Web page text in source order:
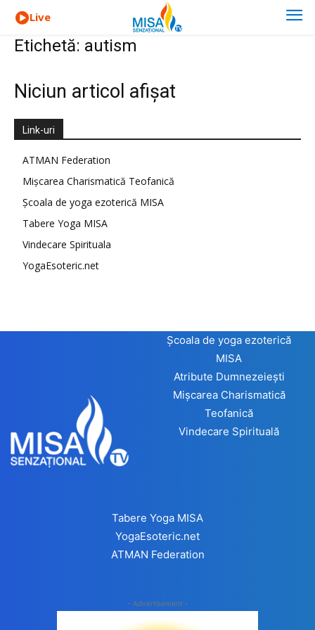
Live
Etichetă: autism
Niciun articol afișat
Link-uri
ATMAN Federation
Mișcarea Charismatică Teofanică
Școala de yoga ezoterică MISA
Tabere Yoga MISA
Vindecare Spirituala
YogaEsoteric.net
Școala de yoga ezoterică
MISA
Atribute Dumnezeiești
Mișcarea Charismatică
Teofanică
Vindecare Spirituală
Tabere Yoga MISA
YogaEsoteric.net
ATMAN Federation
- Advertisement -